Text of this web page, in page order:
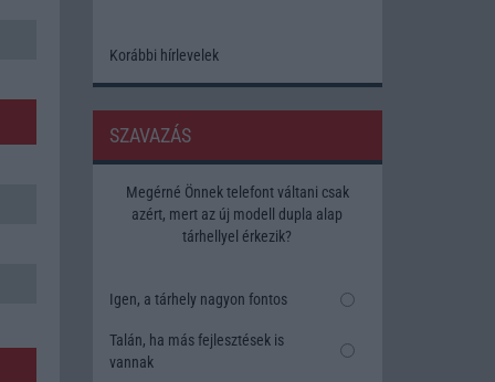
Korábbi hírlevelek
SZAVAZÁS
Megérné Önnek telefont váltani csak
azért, mert az új modell dupla alap
tárhellyel érkezik?
Igen, a tárhely nagyon fontos
Talán, ha más fejlesztések is
vannak